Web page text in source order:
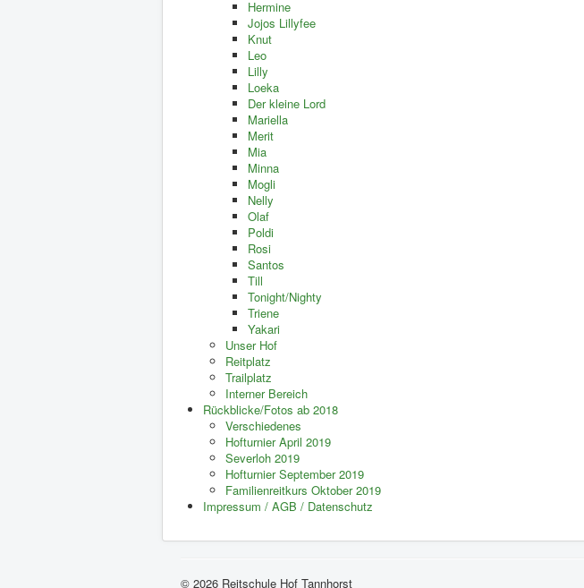
Hermine
Jojos Lillyfee
Knut
Leo
Lilly
Loeka
Der kleine Lord
Mariella
Merit
Mia
Minna
Mogli
Nelly
Olaf
Poldi
Rosi
Santos
Till
Tonight/Nighty
Triene
Yakari
Unser Hof
Reitplatz
Trailplatz
Interner Bereich
Rückblicke/Fotos ab 2018
Verschiedenes
Hofturnier April 2019
Severloh 2019
Hofturnier September 2019
Familienreitkurs Oktober 2019
Impressum / AGB / Datenschutz
© 2026 Reitschule Hof Tannhorst